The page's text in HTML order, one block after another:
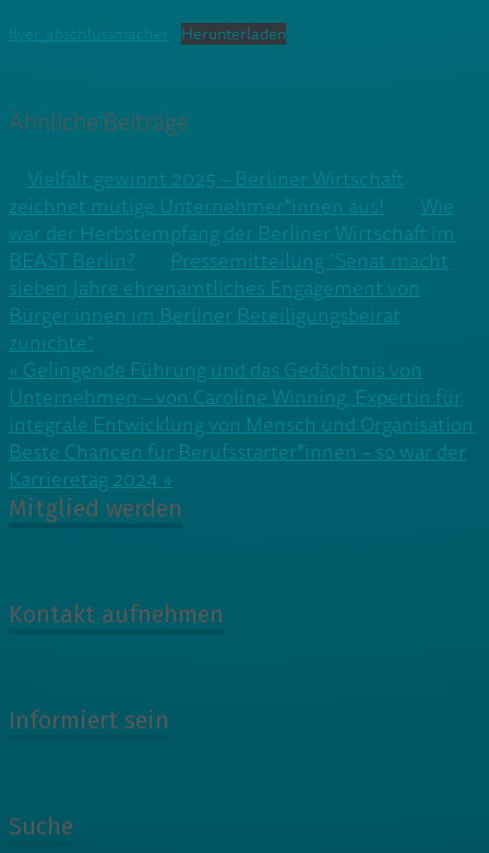
flyer_abschlussmacher Herunterladen
Ähnliche Beiträge
Vielfalt gewinnt 2025 – Berliner Wirtschaft
zeichnet mutige Unternehmer*innen aus!
Wie
war der Herbstempfang der Berliner Wirtschaft im
BEAST Berlin?
Pressemitteilung “Senat macht
sieben Jahre ehrenamtliches Engagement von
Bürger:innen im Berliner Beteiligungsbeirat
zunichte”
Beitragsnavigation
« Gelingende Führung und das Gedächtnis von
Unternehmen – von Caroline Winning, Expertin für
integrale Entwicklung von Mensch und Organisation
Beste Chancen für Berufsstarter*innen – so war der
Karrieretag 2024 »
Mitglied werden
Kontakt aufnehmen
Informiert sein
Suche